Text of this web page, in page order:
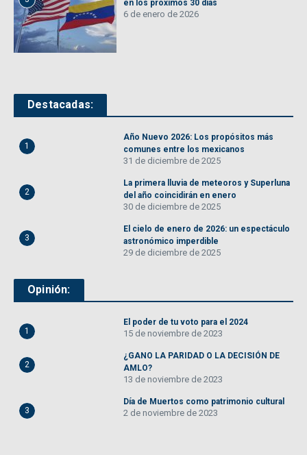
en los próximos 30 días
6 de enero de 2026
Destacadas:
1
Año Nuevo 2026: Los propósitos más
comunes entre los mexicanos
31 de diciembre de 2025
2
La primera lluvia de meteoros y Superluna
del año coincidirán en enero
30 de diciembre de 2025
3
El cielo de enero de 2026: un espectáculo
astronómico imperdible
29 de diciembre de 2025
Opinión:
1
El poder de tu voto para el 2024
15 de noviembre de 2023
2
¿GANO LA PARIDAD O LA DECISIÓN DE
AMLO?
13 de noviembre de 2023
3
Día de Muertos como patrimonio cultural
2 de noviembre de 2023